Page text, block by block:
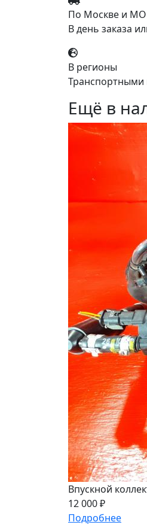
По Москве и МО
В день заказа
В регионы
Транспортными
Ещё в
Впускной
12 000 ₽
Подробнее